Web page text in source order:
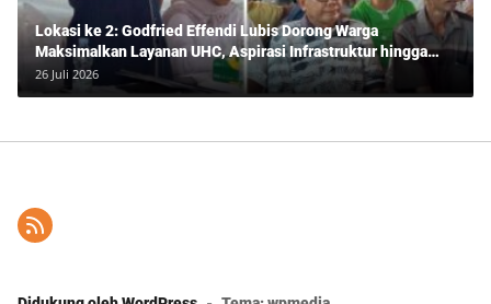
Lokasi ke 2: Godfried Effendi Lubis Dorong Warga
Maksimalkan Layanan UHC, Aspirasi Infrastruktur hingga
Pendidikan Mengemuka dalam Reses Medan Amplas
26 Juli 2026